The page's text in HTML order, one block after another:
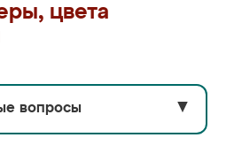
цвета
вопросы ▼